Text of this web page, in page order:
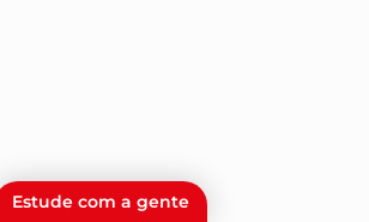
Estude com a gente